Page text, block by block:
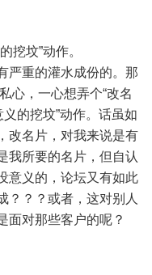
挖坟”动作。
严重的灌水成份的。那
心，一心想弄个“改名
的挖坟”动作。话虽如
改名片，对我来说是有
我所要的名片，但自认
意义的，论坛又有如此
？？？或者，这对别人
面对那些客户的呢？